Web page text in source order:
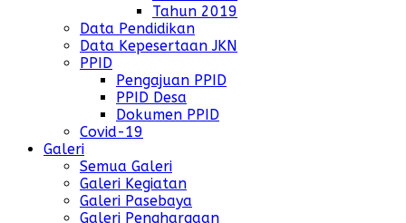
Tahun 2019
Data Pendidikan
Data Kepesertaan JKN
PPID
Pengajuan PPID
PPID Desa
Dokumen PPID
Covid-19
Galeri
Semua Galeri
Galeri Kegiatan
Galeri Pasebaya
Galeri Penghargaan